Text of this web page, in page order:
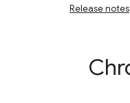
Release notes